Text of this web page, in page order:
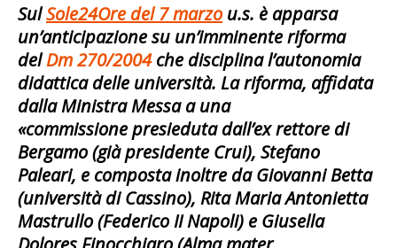
SulSole24Ore del 7 marzo u.s. è apparsa
un’anticipazione su un’imminente riforma
delDm 270/2004che disciplina l’autonomia
didattica delle università. La riforma, affidata
dalla Ministra Messa a una
«commissionepresieduta dall’ex rettore di
Bergamo (già presidente Crui), Stefano
Paleari, e composta inoltre da Giovanni Betta
(università di Cassino), Rita Maria Antonietta
Mastrullo (Federico II Napoli) e Giusella